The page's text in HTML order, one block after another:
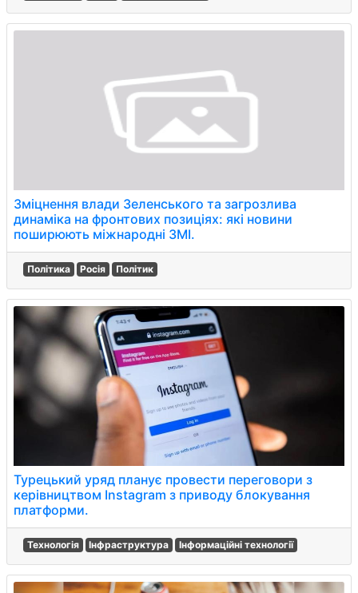
Зміцнення влади Зеленського та загрозлива
динаміка на фронтових позиціях: які новини
поширюють міжнародні ЗМІ.
Політика Росія Політик
Турецький уряд планує провести переговори з
керівництвом Instagram з приводу блокування
платформи.
Технологія Інфраструктура Інформаційні технології